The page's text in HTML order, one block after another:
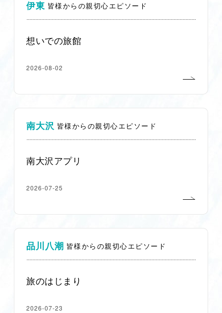
伊東 皆様からの親切心エピソード
想いでの旅館
2026-08-02
南大沢 皆様からの親切心エピソード
南大沢アプリ
2026-07-25
品川八潮 皆様からの親切心エピソード
旅のはじまり
2026-07-23